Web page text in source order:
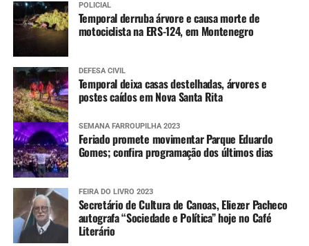
POLICIAL
Temporal derruba árvore e causa morte de
motociclista na ERS-124, em Montenegro
DEFESA CIVIL
Temporal deixa casas destelhadas, árvores e
postes caídos em Nova Santa Rita
SEMANA FARROUPILHA 2023
Feriado promete movimentar Parque Eduardo
Gomes; confira programação dos últimos dias
FEIRA DO LIVRO 2023
Secretário de Cultura de Canoas, Eliezer Pacheco
autografa “Sociedade e Política” hoje no Café
Literário